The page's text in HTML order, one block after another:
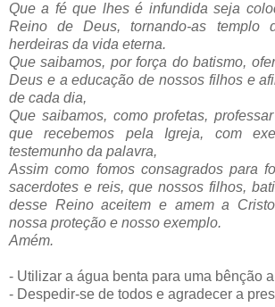
Que a fé que lhes é infundida seja
Reino de Deus, tornando-as templo
herdeiras da vida eterna.
Que saibamos, por força do batismo,
Deus e a educação de nossos filhos e
de cada dia,
Que saibamos, como profetas,
que recebemos pela Igreja, com
testemunho da palavra,
Assim como fomos consagrados para
sacerdotes e reis, que nossos filhos,
desse Reino aceitem e amem a
nossa proteção e nosso exemplo.
Amém.
- Utilizar a água benta para uma bênção
- Despedir-se de todos e agradecer a